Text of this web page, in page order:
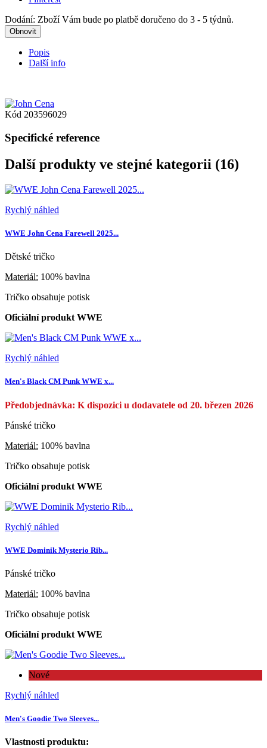
Dodání: Zboží Vám bude po platbě doručeno do 3 - 5 týdnů.
Popis
Další info
Kód 203596029
Specifické reference
Další produkty ve stejné kategorii (16)
Rychlý náhled
WWE John Cena Farewell 2025...
Dětské tričko
Materiál: 100% bavlna
Tričko obsahuje potisk
Oficiální produkt WWE
Rychlý náhled
Men's Black CM Punk WWE x...
Předobjednávka: K dispozici u dodavatele od 20. březen 2026
Pánské tričko
Materiál: 100% bavlna
Tričko obsahuje potisk
Oficiální produkt WWE
Rychlý náhled
WWE Dominik Mysterio Rib...
Pánské tričko
Materiál: 100% bavlna
Tričko obsahuje potisk
Oficiální produkt WWE
Nové
Rychlý náhled
Men's Goodie Two Sleeves...
Vlastnosti produktu: